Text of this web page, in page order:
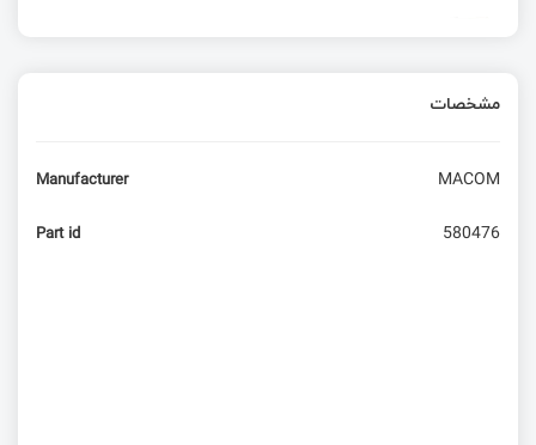
برد Waveshare ESP32-P4-NANO مجهز به اترنت،
مشخصات
Manufacturer MACOM
Part id 580476